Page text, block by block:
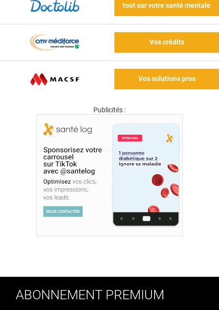
tout sur votre santé mentale
Vos crédits
Vos solutions pros
Publicités :
ABONNEMENT PREMIUM